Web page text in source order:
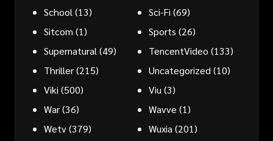
School (13) Sci-Fi (69)
Sitcom (1) Sports (26)
Supernatural (49) TencentVideo (133)
Thriller(215) Uncategorized (10)
Viki (500) Viu (3)
War(36) Wavve (1)
Wetv(379) Wuxia (201)